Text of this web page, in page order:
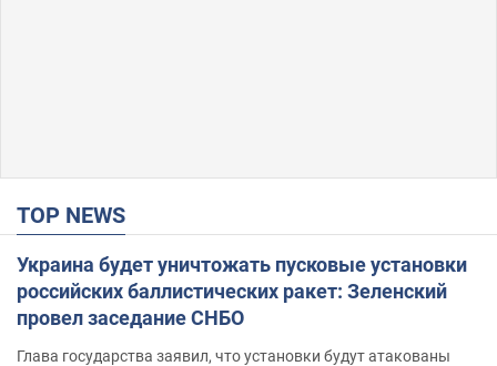
TOP NEWS
Украина будет уничтожать пусковые установки
российских баллистических ракет: Зеленский
провел заседание СНБО
Глава государства заявил, что установки будут атакованы